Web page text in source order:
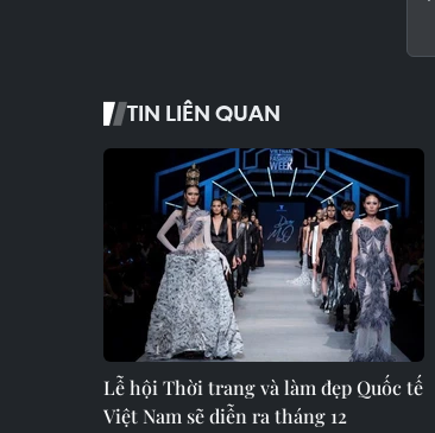
TIN LIÊN QUAN
Lễ hội Thời trang và làm đẹp Quốc tế
Việt Nam sẽ diễn ra tháng 12